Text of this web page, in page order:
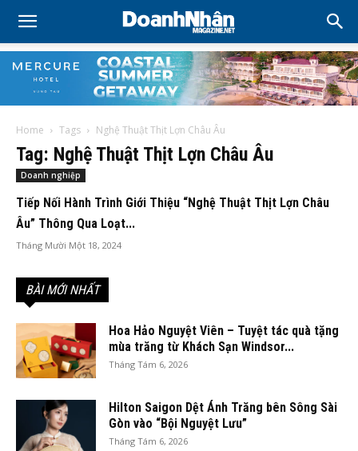
Home Tags Nghệ Thuật Thịt Lợn Châu Âu
Tag: Nghệ Thuật Thịt Lợn Châu Âu
Doanh nghiệp
Tiếp Nối Hành Trình Giới Thiệu “Nghệ Thuật Thịt Lợn Châu
Âu” Thông Qua Loạt...
Tháng Mười Một 18, 2024
BÀI MỚI NHẤT
Hoa Hảo Nguyệt Viên – Tuyệt tác quà tặng
mùa trăng từ Khách Sạn Windsor...
Tháng Tám 6, 2026
Hilton Saigon Dệt Ánh Trăng bên Sông Sài
Gòn vào “Bội Nguyệt Lưu”
Tháng Tám 6, 2026